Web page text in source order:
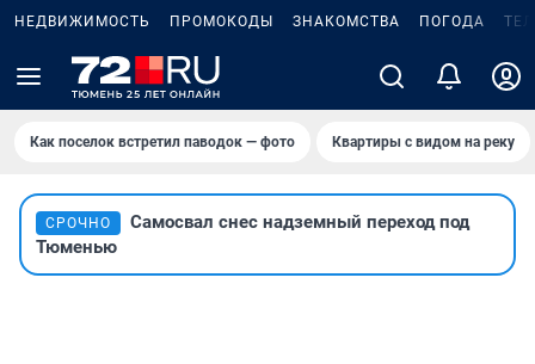
НЕДВИЖИМОСТЬ ПРОМОКОДЫ ЗНАКОМСТВА ПОГОДА
Как поселок встретил паводок — фото Квартиры с видом на реку
СРОЧНО
Самосвал снес надземный переход под
Тюменью